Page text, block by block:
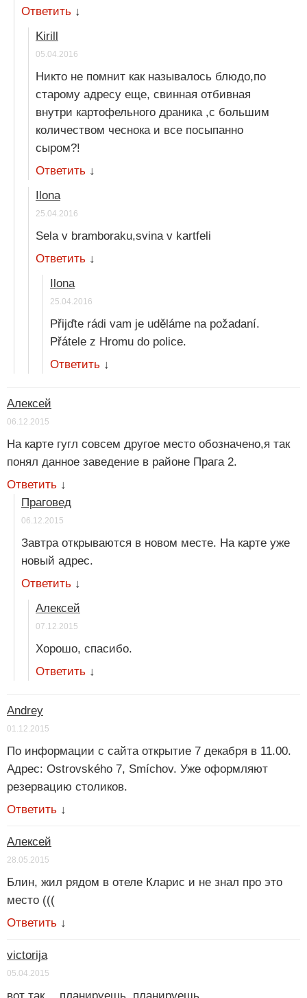
Ответить ↓
Kirill
05.04.2016
Никто не помнит как называлось блюдо,по
старому адресу еще, свинная отбивная
внутри картофельного драника ,с большим
количеством чеснока и все посыпанно
сыром?!
Ответить ↓
Ilona
25.04.2016
Sela v bramboraku,svina v kartfeli
Ответить ↓
Ilona
25.04.2016
Přijďte rádi vam je uděláme na požadaní.
Přátele z Hromu do police.
Ответить ↓
Алексей
06.12.2015
На карте гугл совсем другое место обозначено,я так
понял данное заведение в районе Прага 2.
Ответить ↓
Праговед
06.12.2015
Завтра открываются в новом месте. На карте уже
новый адрес.
Ответить ↓
Алексей
07.12.2015
Хорошо, спасибо.
Ответить ↓
Andrey
01.12.2015
По информации с сайта открытие 7 декабря в 11.00.
Адрес: Ostrovského 7, Smíchov. Уже оформляют
резервацию столиков.
Ответить ↓
Алексей
28.05.2015
Блин, жил рядом в отеле Кларис и не знал про это
место (((
Ответить ↓
victorija
05.04.2015